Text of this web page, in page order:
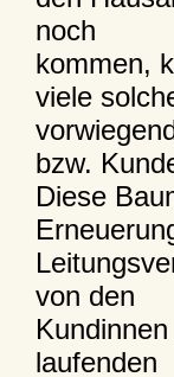
noch
kommen,
viele
bzw.
Diese
von den
laufenden